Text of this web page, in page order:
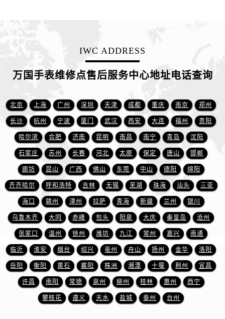
山东省枣庄市滕州市北辛路与善国路交叉口万国售后服务中心（需提前预约）
上海市黄浦区南京东路299号宏伊国际广场写字楼8层806室万国售后服务中心（需提前预约）
上海市徐汇区虹桥路3号港汇中心2座37层3705室万国售后服务中心（需提前预约）
浙江省杭州市上城区钱江路1366号华润大厦A座5层503-5室万国售后服务中心（需提前预约）
浙江省湖州市吴兴区劳动路万国售后服务中心（需提前预约）
浙江省嘉兴市南湖区广益路705号嘉兴世界贸易中心A座13层1304室万国售后服务中心（需提前预约）
浙江省金华市金东区东市南街777号金华万达广场4号楼22楼2209室万国售后服务中心（需提前预约）
浙江省丽水市莲都区解放街万国售后服务中心（需提前预约）
浙江省宁波市江北区大闸南路500号来福士广场办公楼20层2009室万国售后服务中心（需提前预约）
浙江省衢州市柯城区上街万国售后服务中心（需提前预约）
浙江省绍兴市越城区胜利东路379号世茂天际中心写字楼8层805室万国售后服务中心（需提前预约）
浙江省舟山市定海区解放东路万国售后服务中心（需提前预约）
澳门特别行政区大堂区议事亭前地（新马路）万国售后服务中心（需提前预约）
澳门特别行政区风顺堂区南湾大马路万国售后服务中心（需提前预约）
澳门特别行政区花地玛堂区关闸广场万国售后服务中心（需提前预约）
IWC ADDRESS
万国手表维修点售后服务中心地址电话查询
北京 上海 广州 深圳 天津 成都 重庆 南京 郑州
长沙 杭州 宁波 厦门 武汉 西安 大连 福州 贵阳
哈尔滨 合肥 济南 昆明 南昌 南宁 青岛 沈阳
石家庄 苏州 长春 河北 太原 保定 唐山 邯郸
廊坊 昆山 广西 佛山 东莞 中山 德阳 绵阳
齐齐哈尔 呼和浩特 吉林 无锡 芜湖 珠海 汕头 三亚
海口 赣州 漳州 拉萨 青海 新疆 兰州 银川
乌鲁木齐 大同 赤峰 包头 阳泉 大庆 秦皇岛 沧州
张家口 温州 徐州 潍坊 九江 常州 嘉兴 南通
临沂 淮安 烟台 绍兴 亳州 舟山 扬州 金华 洛阳
岳阳 衡阳 黄石 襄阳 株洲 湘潭 十堰 荆州 宜昌
许昌 南阳 常德 泉州 柳州 桂林 惠州 西宁
攀枝花 遵义 天水 盐城 泰州 台州